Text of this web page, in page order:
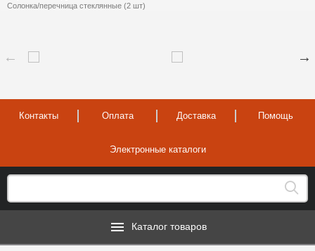
Солонка/перечница стеклянные (2 шт)
Контакты Оплата Доставка Помощь
Электронные каталоги
Каталог товаров